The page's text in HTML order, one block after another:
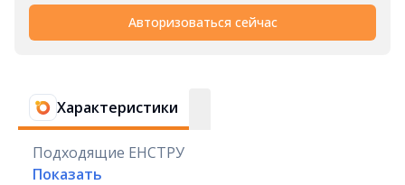
Авторизоваться сейчас
Характеристики
Подходящие ЕНСТРУ
Показать